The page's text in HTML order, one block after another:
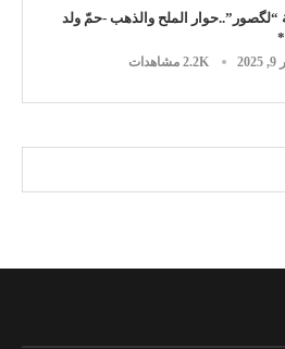
“لگصور”..حوار الملح والذهب -حمّ ولد
2.2K مشاهدات